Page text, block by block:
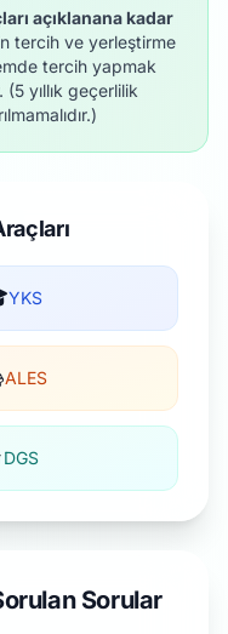
açıklanana kadar
tercih ve yerleştirme
tercih yapmak
yıllık geçerlilik
YKS
ALES
DGS
Sorular